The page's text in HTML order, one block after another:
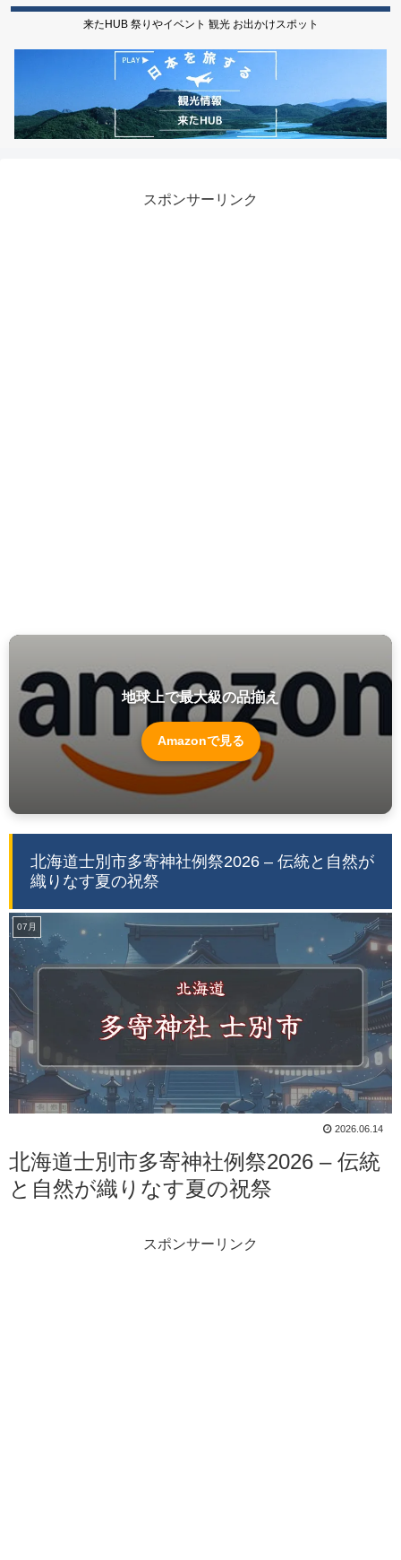
来たHUB 祭りやイベント 観光 お出かけスポット
スポンサーリンク
地球上で最大級の品揃え
Amazonで見る
北海道士別市多寄神社例祭2026 – 伝統と自然が
織りなす夏の祝祭
07月
2026.06.14
北海道士別市多寄神社例祭2026 – 伝統
と自然が織りなす夏の祝祭
スポンサーリンク